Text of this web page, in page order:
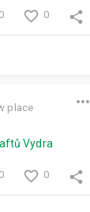
0 favorite_border 0 share
place more_horiz
Vydra
0 favorite_border 0 share